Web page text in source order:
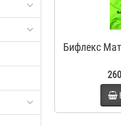
Бифлекс